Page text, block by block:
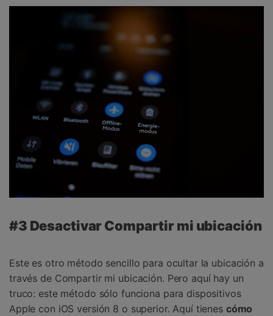
#3 Desactivar Compartir mi ubicación
Este es otro método sencillo para ocultar la ubicación a
través de Compartir mi ubicación. Pero aquí hay un
truco: este método sólo funciona para dispositivos
Apple con iOS versión 8 o superior. Aquí tienes cómo